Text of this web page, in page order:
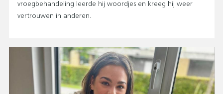
vroegbehandeling leerde hij woordjes en kreeg hij weer
vertrouwen in anderen.